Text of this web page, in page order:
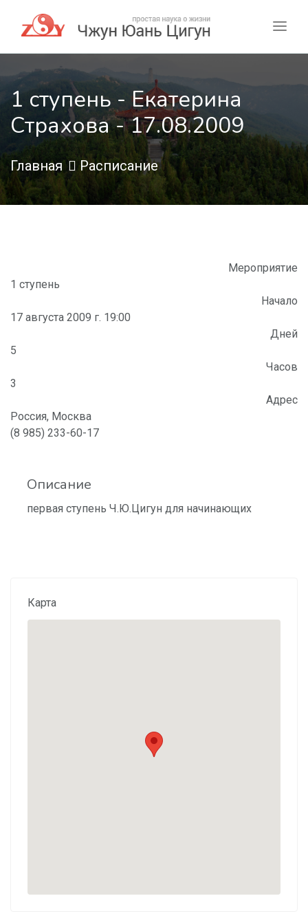
1 ступень - Екатерина
Страхова - 17.08.2009
Главная Расписание
Мероприятие
1 ступень
Начало
17 августа 2009 г. 19:00
Дней
5
Часов
3
Адрес
Россия, Москва
(8 985) 233-60-17
Описание
первая ступень Ч.Ю.Цигун для начинающих
Карта